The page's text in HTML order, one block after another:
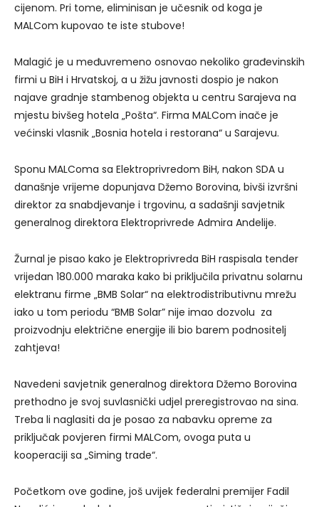
cijenom. Pri tome, eliminisan je učesnik od koga je
MALCom kupovao te iste stubove!
Malagić je u međuvremeno osnovao nekoliko građevinskih
firmi u BiH i Hrvatskoj, a u žižu javnosti dospio je nakon
najave gradnje stambenog objekta u centru Sarajeva na
mjestu bivšeg hotela „Pošta“. Firma MALCom inače je
većinski vlasnik „Bosnia hotela i restorana“ u Sarajevu.
Sponu MALComa sa Elektroprivredom BiH, nakon SDA u
današnje vrijeme dopunjava Džemo Borovina, bivši izvršni
direktor za snabdjevanje i trgovinu, a sadašnji savjetnik
generalnog direktora Elektroprivrede Admira Andelije.
Žurnal je pisao kako je Elektroprivreda BiH raspisala tender
vrijedan 180.000 maraka kako bi priključila privatnu solarnu
elektranu firme „BMB Solar“ na elektrodistributivnu mrežu
iako u tom periodu “BMB Solar” nije imao dozvolu za
proizvodnju električne energije ili bio barem podnositelj
zahtjeva!
Navedeni savjetnik generalnog direktora Džemo Borovina
prethodno je svoj suvlasnički udjel preregistrovao na sina.
Treba li naglasiti da je posao za nabavku opreme za
priključak povjeren firmi MALCom, ovoga puta u
kooperaciji sa „Siming trade“.
Početkom ove godine, još uvijek federalni premijer Fadil